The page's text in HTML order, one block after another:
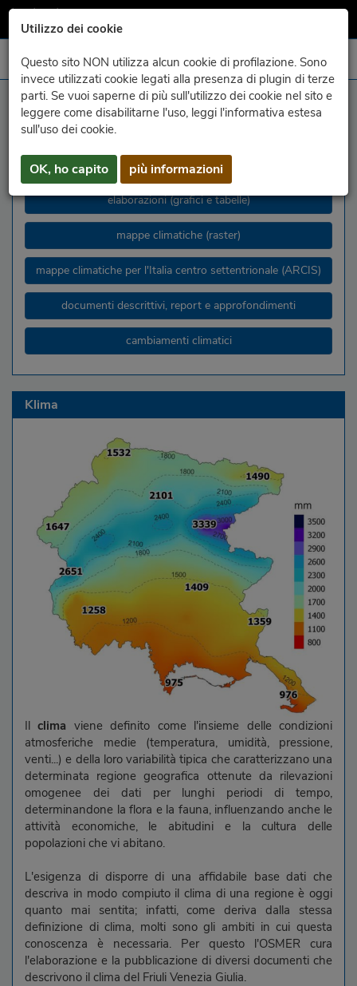
Utilizzo dei cookie
Questo sito NON utilizza alcun cookie di profilazione. Sono
invece utilizzati cookie legati alla presenza di plugin di terze
parti. Se vuoi saperne di più sull'utilizzo dei cookie nel sito e
leggere come disabilitarne l'uso, leggi l'informativa estesa
sull'uso dei cookie.
OK, ho capito più informazioni
wählen
scelte disponibili
elaborazioni (grafici e tabelle)
mappe climatiche (raster)
mappe climatiche per l'Italia centro settentrionale (ARCIS)
documenti descrittivi, report e approfondimenti
cambiamenti climatici
Klima
Ilclima viene definito come l'insieme delle condizioni
atmosferiche medie (temperatura, umidità, pressione,
venti...) e della loro variabilità tipica che caratterizzano una
determinata regione geografica ottenute da rilevazioni
omogenee dei dati per lunghi periodi di tempo,
determinandone la flora e la fauna, influenzando anche le
attività economiche, le abitudini e la cultura delle
popolazioni che vi abitano.
L'esigenza di disporre di una affidabile base dati che
descriva in modo compiuto il clima di una regione è oggi
quanto mai sentita; infatti, come deriva dalla stessa
definizione di clima, molti sono gli ambiti in cui questa
conoscenza è necessaria. Per questo l'OSMER cura
l'elaborazione e la pubblicazione di diversi documenti che
descrivono il clima del Friuli Venezia Giulia.